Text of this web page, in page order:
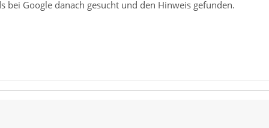
bei Google danach gesucht und den Hinweis gefunden.